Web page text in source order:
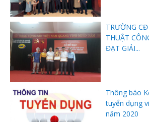
TRƯỜNG
THUẬT
ĐẠT GIẢI...
Thông báo
tuyển dụng
năm 2020